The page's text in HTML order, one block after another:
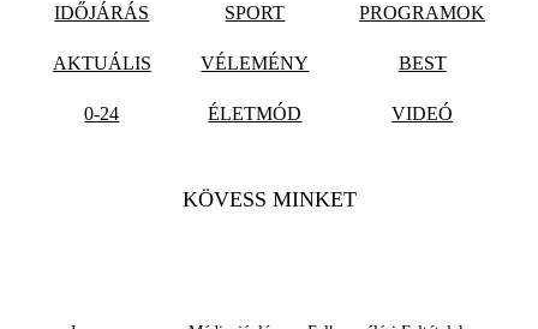
IDŐJÁRÁS SPORT PROGRAMOK
AKTUÁLIS VÉLEMÉNY BEST
0-24 ÉLETMÓD VIDEÓ
KÖVESS MINKET